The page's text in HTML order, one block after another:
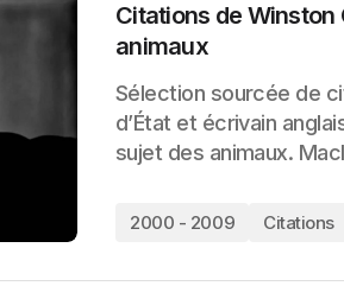
Citations de Winston
animaux
Sélection sourcée de
d’État et écrivain
sujet des animaux.
2000 - 2009 Citations